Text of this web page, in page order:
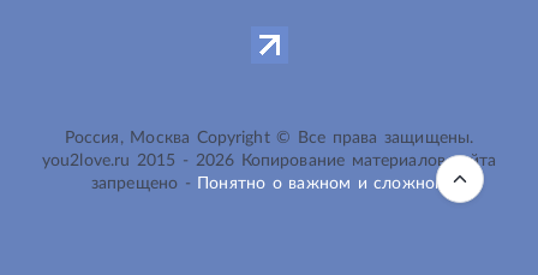
Россия, Москва Copyright © Все права защищены.
you2love.ru 2015 - 2026 Копирование материалов сайта
запрещено -
Понятно о важном и сложном